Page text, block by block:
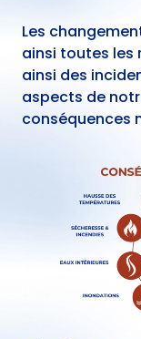
Les
ainsi toutes les
ainsi des
aspects de
conséquences